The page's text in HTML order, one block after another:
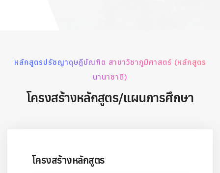
หลักสูตรปรัชญาดุษฎีบัณฑิต สาขาวิชาภูมิศาสตร์ (หลักสูตร
นานาชาติ)
โครงสร้างหลักสูตร/แผนการศึกษา
โครงสร้างหลักสูตร